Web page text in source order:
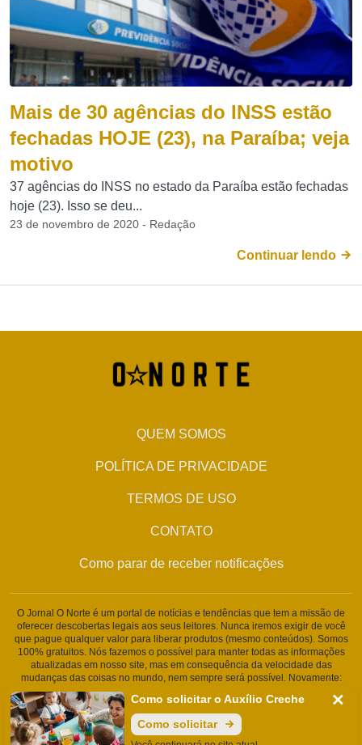
Como solicitar o Auxílio Creche
Como solicitar
Mais de 30 agências do INSS estão
fechadas HOJE (23), na Paraíba; veja
motivo
37 agências do INSS no estado da Paraíba estão fechadas
hoje (23). Isso se deu...
23 de novembro de 2020 - Redação
Continuar lendo
QUEM SOMOS
POLÍTICA DE PRIVACIDADE
TERMOS DE USO
CONTATO
Como parar de receber notificações
O Jornal O Norte é um portal de notícias e tendências que tem a missão de
oferecer descobertas legais aos seus leitores. Nunca iremos exigir de você
que pague qualquer valor para liberar produtos (mesmo conteúdos). Somos
100% gratuitos. Nós fazemos o possível para manter todas as informações
atualizadas em nosso site, mas em consequência da velocidade das
mudanças das coisas no mundo, nem sempre será possível. Novamente:
Nunca solicitamos nenhuma informação pessoal ou qualquer tipo de
cobrança. Somos um portal de conteúdo jornalístico. Caso isso aconteça,
entre em contato conosco imediatamente.